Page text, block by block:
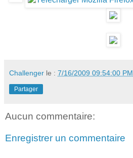
Challenger le : 7/16/2009 09:54:00 PM
Partager
Aucun commentaire:
Enregistrer un commentaire